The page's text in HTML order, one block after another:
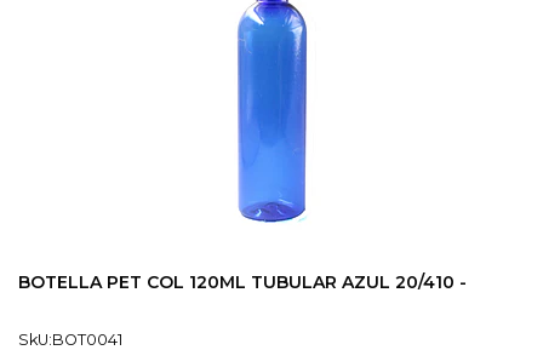
BOTELLA PET COL 120ML TUBULAR AZUL 20/410 -
SkU:BOT0041